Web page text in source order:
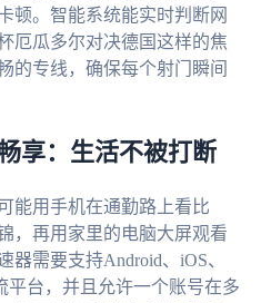
顿。智能系统能实时判断网
厄瓜多尔对决德国这样的焦
的专线，确保每个射门瞬间
享：生活不被打断
能用手机在通勤路上看比
，再用家里的电脑大屏观看
器需要支持Android、iOS、
平台，并且允许一个账号在多